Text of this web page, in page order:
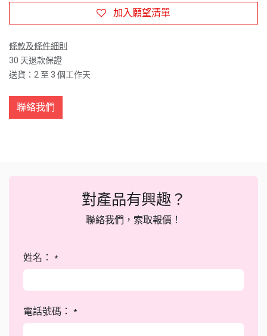
加入願望清單
條款及條件細則
30 天退款保證
送貨：2 至 3 個工作天
聯絡我們
對產品有興趣？
聯絡我們，索取報價！
姓名： *
電話號碼： *